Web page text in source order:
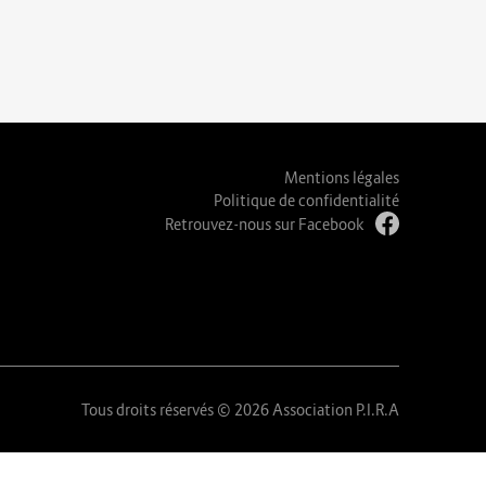
Mentions légales
Politique de confidentialité
Retrouvez-nous sur Facebook
Tous droits réservés © 2026 Association P.I.R.A